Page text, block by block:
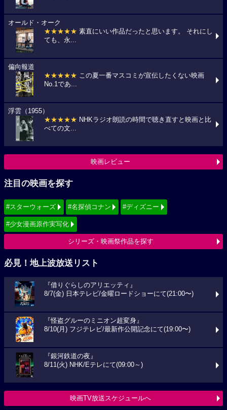
オールド・オーク
★★★★★ 素直にいい作品だったと思います。 それにし
ても、永...
偏向報道
★★★★★ この夏一番マスコミが宣伝したくない映画
No.1であ...
浮雲（1955）
★★★★★ NHKラジオ朗読の時間で聴き直すと映画と比
べての文...
映画レビュー
注目の映画を探す
#スターウォーズ #名探偵コナン #ディズニー
#少女漫画原作実写化
シリーズ・映画祭作品を探す
必見！地上波放送リスト
『借りぐらしのアリエッティ』
8/7(金) 日本テレビ/金曜ロードショーにて(21:00〜)
『怪盗グルーのミニオン超変身』
8/10(月) フジテレビ/最新作公開記念にて(19:00〜)
『銀河鉄道の夜』
8/11(火) NHK/Eテレにて(09:00～)
映画TV放送スケジュールへ